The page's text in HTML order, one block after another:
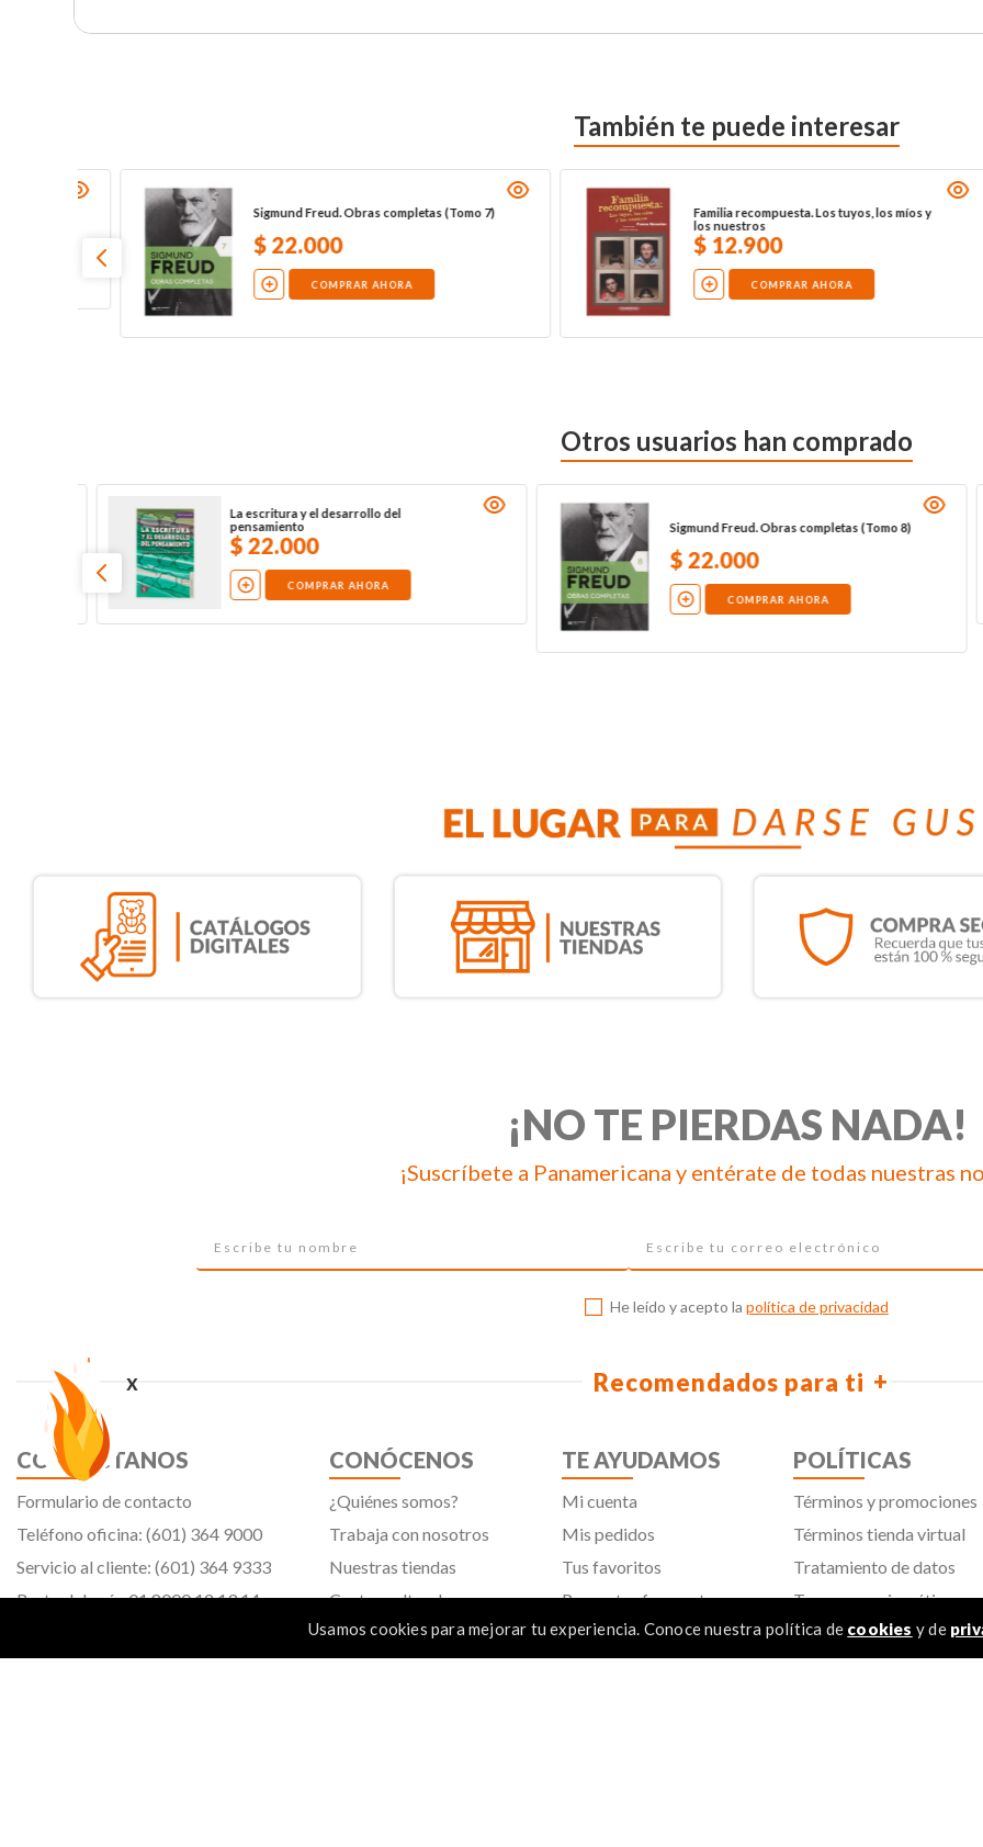
x
Usamos cookies para mejorar tu experiencia. Conoce nuestra política de cookies y de
También te puede interesar
Familia recompuesta. Los tuyos, los míos y
los nuestros
$12.900
COMPRAR AHORA
Envejezca con desvergüenza. El resto de
su vida es lo mejor de su vida
$ 19.900
COMPRAR AHORA
Otros usuarios han comprado
Sigmund Freud. Obras completas (Tomo 8)
22.000
COMPRAR AHORA
Normas para la presentación de informes
finales de investigación y artículos
científicos
NO DISPONIBLE
¡NO TE PIERDAS NADA!
¡Suscríbete a Panamericana y entérate de todas nuestras
He leído y acepto la política de privacidad
Recomendados para ti
CONTÁCTANOS
Formulario de contacto
Teléfono oficina: (601) 364 9000
Servicio al cliente: (601) 364 9333
Resto del país: 01 8000 12 13 14
Servicliente@panamericana.com.co
CONÓCENOS
¿Quiénes somos?
Trabaja con nosotros
Nuestras tiendas
Centro cultural
TE AYUDAMOS
Mi cuenta
Mis pedidos
Tus favoritos
Preguntas frecuentes
Línea ética
Proveedores
POLÍTICAS
Términos y promociones
Términos tienda virtual
Tratamiento de datos
Transparencia y ética
empresarial